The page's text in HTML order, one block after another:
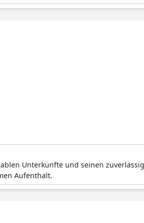
Unterkünfte und seinen
Aufenthalt.